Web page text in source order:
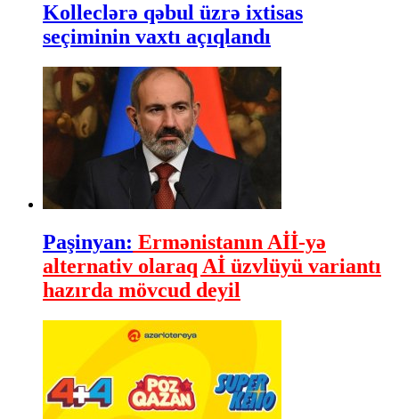
Kolleclərə qəbul üzrə ixtisas
seçiminin vaxtı açıqlandı
Paşinyan: Ermənistanın Aİİ-yə
alternativ olaraq Aİ üzvlüyü variantı
hazırda mövcud deyil